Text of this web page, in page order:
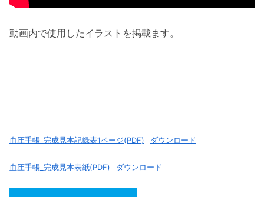
動画内で使用したイラストを掲載ます。
血圧手帳_完成見本記録表1ページ(PDF) ダウンロード
血圧手帳_完成見本表紙(PDF) ダウンロード